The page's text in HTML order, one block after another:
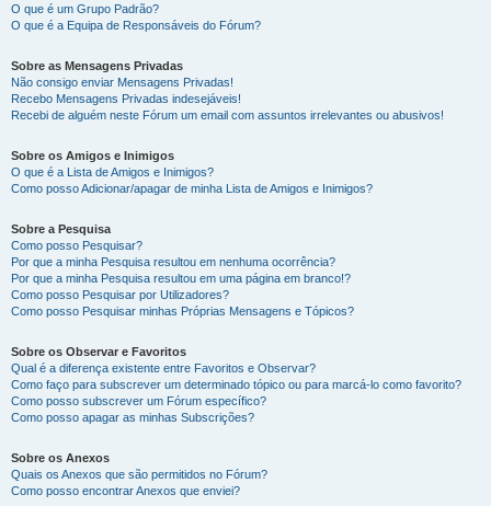
O que é um Grupo Padrão?
O que é a Equipa de Responsáveis do Fórum?
Sobre as Mensagens Privadas
Não consigo enviar Mensagens Privadas!
Recebo Mensagens Privadas indesejáveis!
Recebi de alguém neste Fórum um email com assuntos irrelevantes ou abusivos!
Sobre os Amigos e Inimigos
O que é a Lista de Amigos e Inimigos?
Como posso Adicionar/apagar de minha Lista de Amigos e Inimigos?
Sobre a Pesquisa
Como posso Pesquisar?
Por que a minha Pesquisa resultou em nenhuma ocorrência?
Por que a minha Pesquisa resultou em uma página em branco!?
Como posso Pesquisar por Utilizadores?
Como posso Pesquisar minhas Próprias Mensagens e Tópicos?
Sobre os Observar e Favoritos
Qual é a diferença existente entre Favoritos e Observar?
Como faço para subscrever um determinado tópico ou para marcá-lo como favorito?
Como posso subscrever um Fórum específico?
Como posso apagar as minhas Subscrições?
Sobre os Anexos
Quais os Anexos que são permitidos no Fórum?
Como posso encontrar Anexos que enviei?